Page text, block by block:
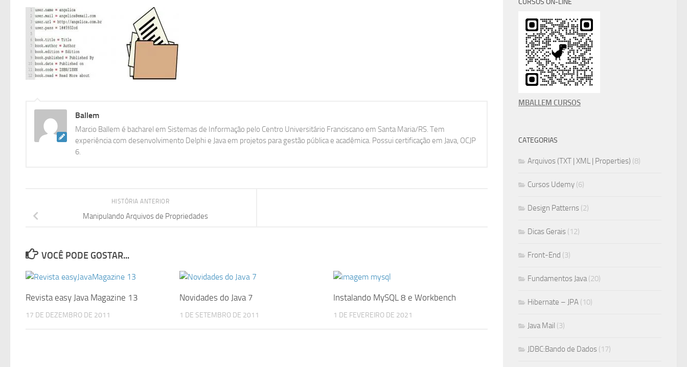
Ballem
Marcio Ballem é bacharel em Sistemas de Informação pelo Centro Universitário Franciscano em Santa Maria/RS. Tem
experiência com desenvolvimento Delphi e Java em projetos para gestão pública e acadêmica. Possui certificação em Java, OCJP
6.
HISTÓRIA ANTERIOR
Manipulando Arquivos de Propriedades
VOCÊ PODE GOSTAR...
Revista easy Java Magazine 13
17 DE DEZEMBRO DE 2011
Novidades do Java 7
1 DE SETEMBRO DE 2011
Instalando MySQL 8 e Workbench
1 DE FEVEREIRO DE 2021
CURSOS ON-LINE
MBALLEM CURSOS
CATEGORIAS
Arquivos (TXT | XML | Properties) (8)
Cursos Udemy (6)
Design Patterns (2)
Dicas Gerais (12)
Front-End (3)
Fundamentos Java(20)
Hibernate – JPA (10)
Java Mail (3)
JDBC:Bando de Dados (17)